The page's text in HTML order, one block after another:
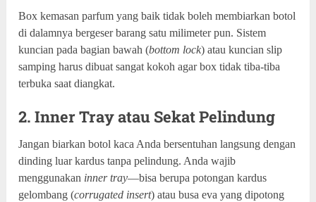
Box kemasan parfum yang baik tidak boleh membiarkan botol
di dalamnya bergeser barang satu milimeter pun. Sistem
kuncian pada bagian bawah (bottom lock) atau kuncian slip
samping harus dibuat sangat kokoh agar box tidak tiba-tiba
terbuka saat diangkat.
2. Inner Tray atau Sekat Pelindung
Jangan biarkan botol kaca Anda bersentuhan langsung dengan
dinding luar kardus tanpa pelindung. Anda wajib
menggunakan inner tray—bisa berupa potongan kardus
gelombang (corrugated insert) atau busa eva yang dipotong